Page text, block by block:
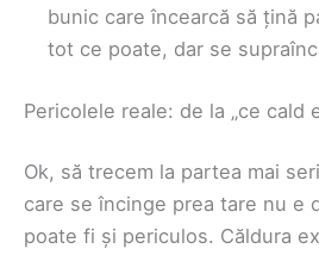
bunic care încearcă să țină
tot ce poate, dar se
Pericolele reale: de la „ce cald
Ok, să trecem la partea mai
care se încinge prea tare nu e
poate fi și periculos. Căldura